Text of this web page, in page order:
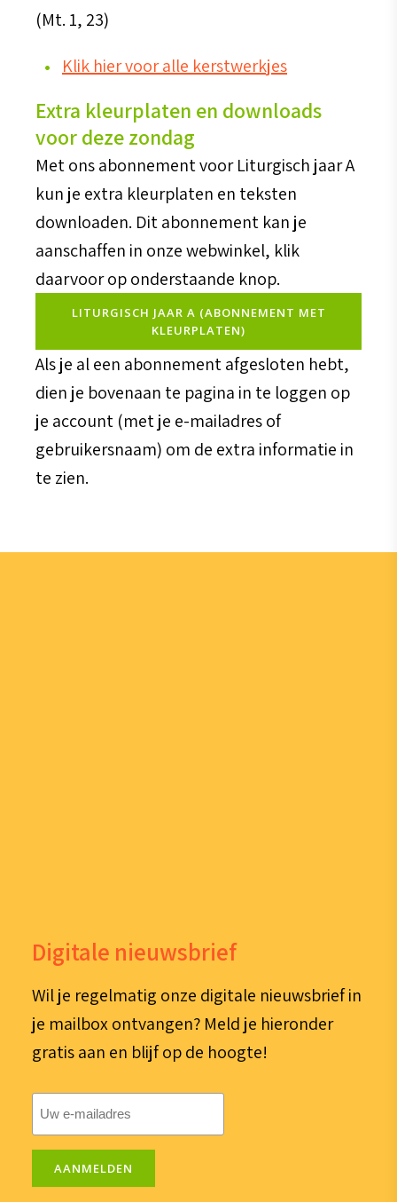
(Mt. 1, 23)
Klik hier voor alle kerstwerkjes
Extra kleurplaten en downloads
voor deze zondag
Met ons abonnement voor Liturgisch jaar A
kun je extra kleurplaten en teksten
downloaden. Dit abonnement kan je
aanschaffen in onze webwinkel, klik
daarvoor op onderstaande knop.
LITURGISCH JAAR A (ABONNEMENT MET
KLEURPLATEN)
Als je al een abonnement afgesloten hebt,
dien je bovenaan te pagina in te loggen op
je account (met je e-mailadres of
gebruikersnaam) om de extra informatie in
te zien.
Digitale nieuwsbrief
Wil je regelmatig onze digitale nieuwsbrief in
je mailbox ontvangen? Meld je hieronder
gratis aan en blijf op de hoogte!
mailadres
AANMELDEN